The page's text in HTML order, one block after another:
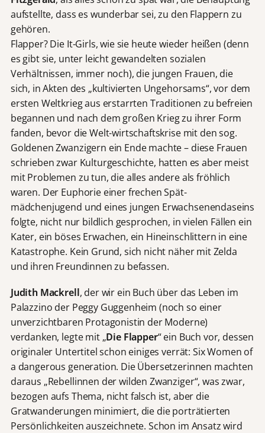
aufstellte, dass es wunderbar sei, zu den Flappern zu
gehören.
Flapper? Die It-Girls, wie sie heute wieder heißen (denn
es gibt sie, unter leicht gewandelten sozialen
Verhältnissen, immer noch), die jungen Frauen, die
sich, in Akten des „kultivierten Ungehorsams“, vor dem
ersten Weltkrieg aus erstarrten Traditionen zu befreien
begannen und nach dem großen Krieg zu ihrer Form
fanden, bevor die Welt-wirtschaftskrise mit den sog.
Goldenen Zwanzigern ein Ende machte – diese Frauen
schrieben zwar Kulturgeschichte, hatten es aber meist
mit Problemen zu tun, die alles andere als fröhlich
waren. Der Euphorie einer frechen Spät-
mädchenjugend und eines jungen Erwachsenendaseins
folgte, nicht nur bildlich gesprochen, in vielen Fällen ein
Kater, ein böses Erwachen, ein Hineinschlittern in eine
Katastrophe. Kein Grund, sich nicht näher mit Zelda
und ihren Freundinnen zu befassen.
Judith Mackrell, der wir ein Buch über das Leben im
Palazzino der Peggy Guggenheim (noch so einer
unverzichtbaren Protagonistin der Moderne)
verdanken, legte mit „Die Flapper“ ein Buch vor, dessen
originaler Untertitel schon einiges verrät: Six Women of
a dangerous generation. Die Übersetzerinnen machten
daraus „Rebellinnen der wilden Zwanziger“, was zwar,
bezogen aufs Thema, nicht falsch ist, aber die
Gratwanderungen minimiert, die die porträtierten
Persönlichkeiten auszeichnete. Schon im Ansatz wird